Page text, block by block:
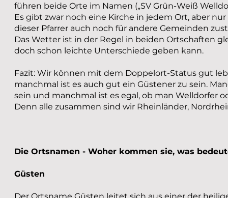
führen beide Orte im Namen („SV Grün-Weiß
Es gibt zwar noch eine Kirche in jedem Ort, aber
dieser Pfarrer auch noch für andere Gemeinden
Das Wetter ist in der Regel in beiden Ortschaften
doch schon leichte Unterschiede geben kann.
Fazit: Wir können mit dem Doppelort-Status gut
manchmal ist es auch gut ein Güstener zu sein.
sein und manchmal ist es egal, ob man Welldorfer
Denn alle zusammen sind wir Rheinländer,
Die Ortsnamen - Woher kommen sie, was
Güsten